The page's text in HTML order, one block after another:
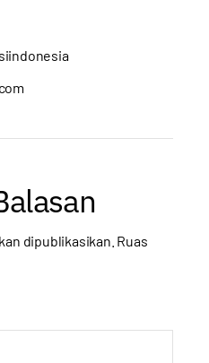
dipublikasikan. Ruas